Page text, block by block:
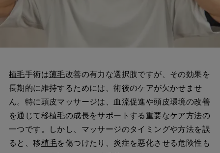
植毛手術は薄毛改善の有力な選択肢ですが、その効果を
長期的に維持するためには、術後のケアが欠かせませ
ん。特に頭皮マッサージは、血流促進や頭皮環境の改善
を通じて移植毛の成長をサポートする重要なケア方法の
一つです。しかし、マッサージのタイミングや方法を誤
ると、移植毛を傷つけたり、炎症を悪化させる危険性も